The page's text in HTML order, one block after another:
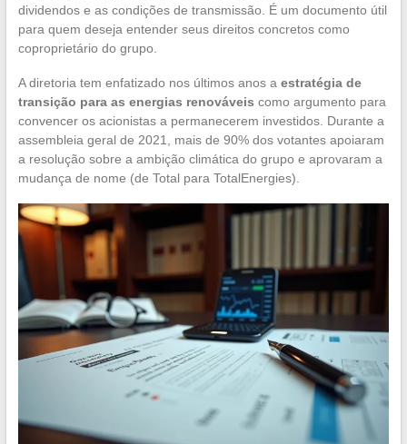
dividendos e as condições de transmissão. É um documento útil
para quem deseja entender seus direitos concretos como
coproprietário do grupo.
A diretoria tem enfatizado nos últimos anos a estratégia de
transição para as energias renováveis como argumento para
convencer os acionistas a permanecerem investidos. Durante a
assembleia geral de 2021, mais de 90% dos votantes apoiaram
a resolução sobre a ambição climática do grupo e aprovaram a
mudança de nome (de Total para TotalEnergies).